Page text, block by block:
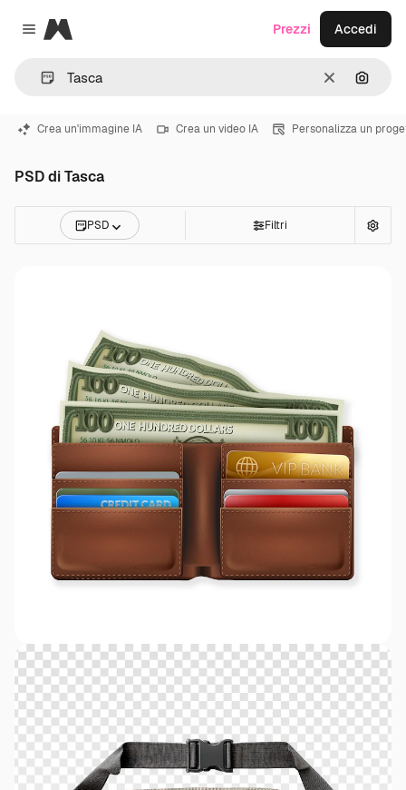
Close menu
Magnific
CancellaCerca
Prezzi Accedi
Crea un'immagine IA Crea un video IA Personalizza un
PSD di Tasca
PSD Filtri